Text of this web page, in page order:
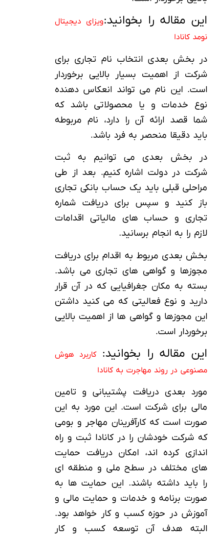
این مقاله را بخوانید:ویزای دیجیتال
نومد کانادا
در بخش بعدی انتخاب نام تجاری برای
شرکت از اهمیت بسیار بالایی برخوردار
است. این نام می تواند انعکاس دهنده
نوع خدمات و یا محصولاتی باشد که
شما قصد ارائه آن را دارد، نام مربوطه
باید دقیقا منحصر به فرد باشد.
در بخش بعدی می توانیم به ثبت
شرکت در دولت اشاره کنیم. بعد از طی
مراحلی قبلی باید یک حساب بانکی تجاری
باز کنید و سپس برای دریافت شماره
تجاری و حساب های مالیاتی اقدامات
لازم را به انجام برسانید.
بخش بعدی مربوط به اقدام برای دریافت
مجوزها و گواهی های تجاری می باشد.
بسته به مکان جغرافیایی که در آن قرار
دارید و نوع فعالیتی که می کنید داشتن
این مجوزها و گواهی ها از اهمیت بالایی
برخوردار است.
این مقاله را بخوانید:کاربرد هوش
مصنوعی در روند مهاجرت به کانادا
مورد بعدی دریافت پشتیبانی و تامین
مالی برای شرکت است. این مورد به این
صورت است که کارآفرینان مهاجر و بومی
که شرکت خودشان را در کانادا ثبت و راه
اندازی کرده اند، امکان دریافت حمایت
های مختلف در سطح ملی و منطقه ای
را باید داشته باشند. این حمایت ها به
صورت برنامه و خدمات و حمایت مالی و
آموزش در حوزه کسب و کار خواهد بود.
البته هدف آن توسعه کسب و کار